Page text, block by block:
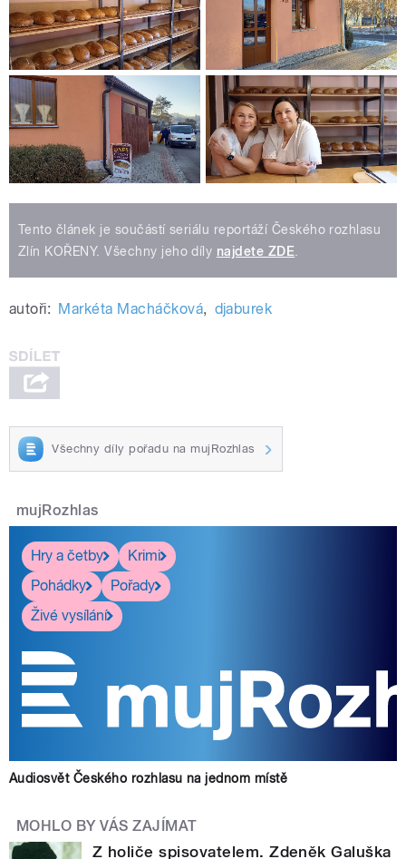
Tento článek je součástí seriálu reportáží Českého rozhlasu
Zlín KOŘENY. Všechny jeho díly najdete ZDE
autoři: Markéta Macháčková, djaburek
Všechny díly pořadu na mujRozhlas
mujRozhlas
Hry a četby
Krimi
Pohádky
Pořady
Živé vysílání
Audiosvět Českého rozhlasu na jednom místě
MOHLO BY VÁS ZAJÍMAT
Z holiče spisovatelem. Zdeněk Galuška